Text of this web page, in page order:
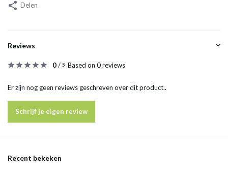
Delen
Reviews
0/ 5 Based on 0 reviews
Er zijn nog geen reviews geschreven over dit product..
Schrijf je eigen review
Recent bekeken